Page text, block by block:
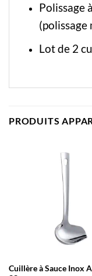
Polissage
Lot de 2
PRODUITS
Cuillère à Sauce Inox